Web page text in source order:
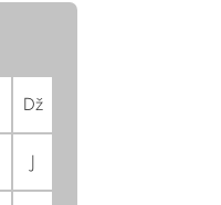
Dž
J